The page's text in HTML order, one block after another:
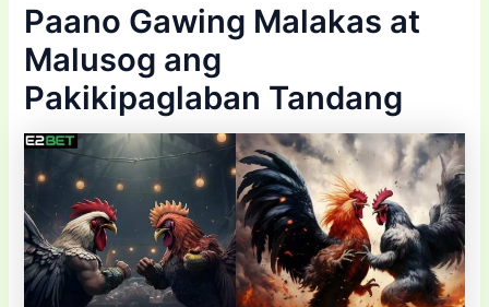
Paano Gawing Malakas at
Malusog ang
Pakikipaglaban Tandang